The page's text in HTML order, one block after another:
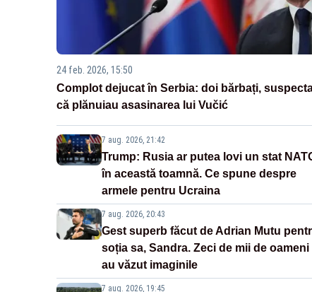
24 feb. 2026, 15:50
Complot dejucat în Serbia: doi bărbați,
că plănuiau asasinarea lui Vučić
7 aug. 2026, 21:42
Trump: Rusia ar putea lovi un stat
în această toamnă. Ce spune despre
armele pentru Ucraina
7 aug. 2026, 20:43
Gest superb făcut de Adrian Mutu
soția sa, Sandra. Zeci de mii de oameni
au văzut imaginile
7 aug. 2026, 19:45